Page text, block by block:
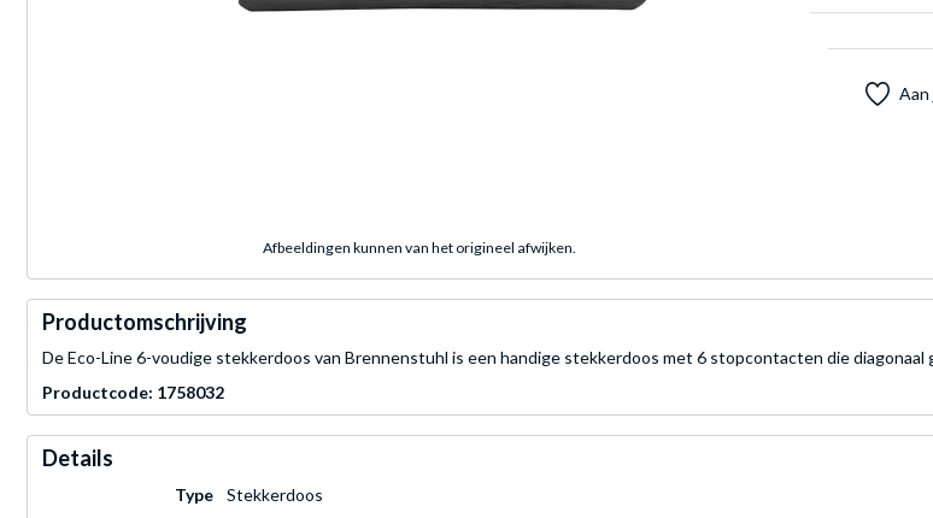
Afbeeldingen kunnen van het origineel afwijken.
Productomschrijving
De Eco-Line 6-voudige stekkerdoos van Brennenstuhl is een handige stekkerdoos met 6 stopcontacten die
Productcode: 1758032
Details
Type
Stekkerdoos